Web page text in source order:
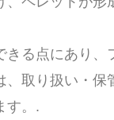
る点にあり
取り扱い・
す。.